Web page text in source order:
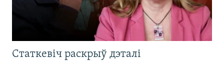
Статкевіч раскрыў дэталі